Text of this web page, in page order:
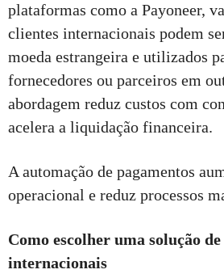
plataformas como a Payoneer,
clientes internacionais podem
moeda estrangeira e utilizados
fornecedores ou parceiros em
abordagem reduz custos com
acelera a liquidação financeira.
A automação de pagamentos
operacional e reduz processos
Como escolher uma solução
internacionais